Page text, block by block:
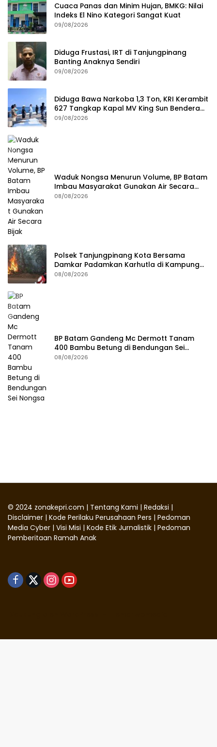
Cuaca Panas dan Minim Hujan, BMKG: Nilai
Indeks El Nino Kategori Sangat Kuat
09/08/2026
Diduga Frustasi, IRT di Tanjungpinang
Banting Anaknya Sendiri
09/08/2026
Diduga Bawa Narkoba 1,3 Ton, KRI Kerambit
627 Tangkap Kapal MV King Sun Bendera
Tanzania
09/08/2026
Waduk Nongsa Menurun Volume, BP Batam
Imbau Masyarakat Gunakan Air Secara
Bijak
08/08/2026
Polsek Tanjungpinang Kota Bersama
Damkar Padamkan Karhutla di Kampung
Bugis
08/08/2026
BP Batam Gandeng Mc Dermott Tanam
400 Bambu Betung di Bendungan Sei
Nongsa
08/08/2026
© 2024 zonakepri.com | Tentang Kami | Redaksi |
Disclaimer | Kode Perilaku Perusahaan Pers | Pedoman
Media Cyber | Visi Misi | Kode Etik Jurnalistik | Pedoman
Pemberitaan Ramah Anak